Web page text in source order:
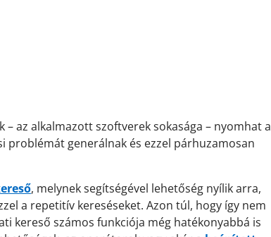
az alkalmazott szoftverek sokasága – nyomhat a
generálnak és ezzel párhuzamosan
, melynek segítségével lehetőség nyílik arra,
a repetitív kereséseket. Azon túl, hogy így nem
kereső számos funkciója még hatékonyabbá is